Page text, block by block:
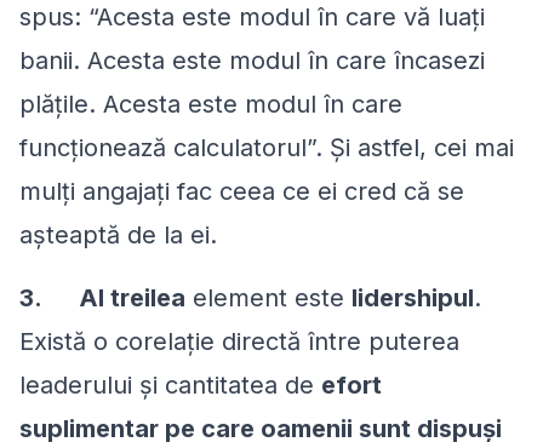
spus: “Acesta este modul în care vă luați
banii. Acesta este modul în care încasezi
plățile. Acesta este modul în care
funcționează calculatorul”. Și astfel, cei mai
mulți angajați fac ceea ce ei cred că se
așteaptă de la ei.
3. Al treilea element este lidershipul.
Există o corelație directă între puterea
leaderului și cantitatea de efort
suplimentar pe care oamenii sunt dispuși